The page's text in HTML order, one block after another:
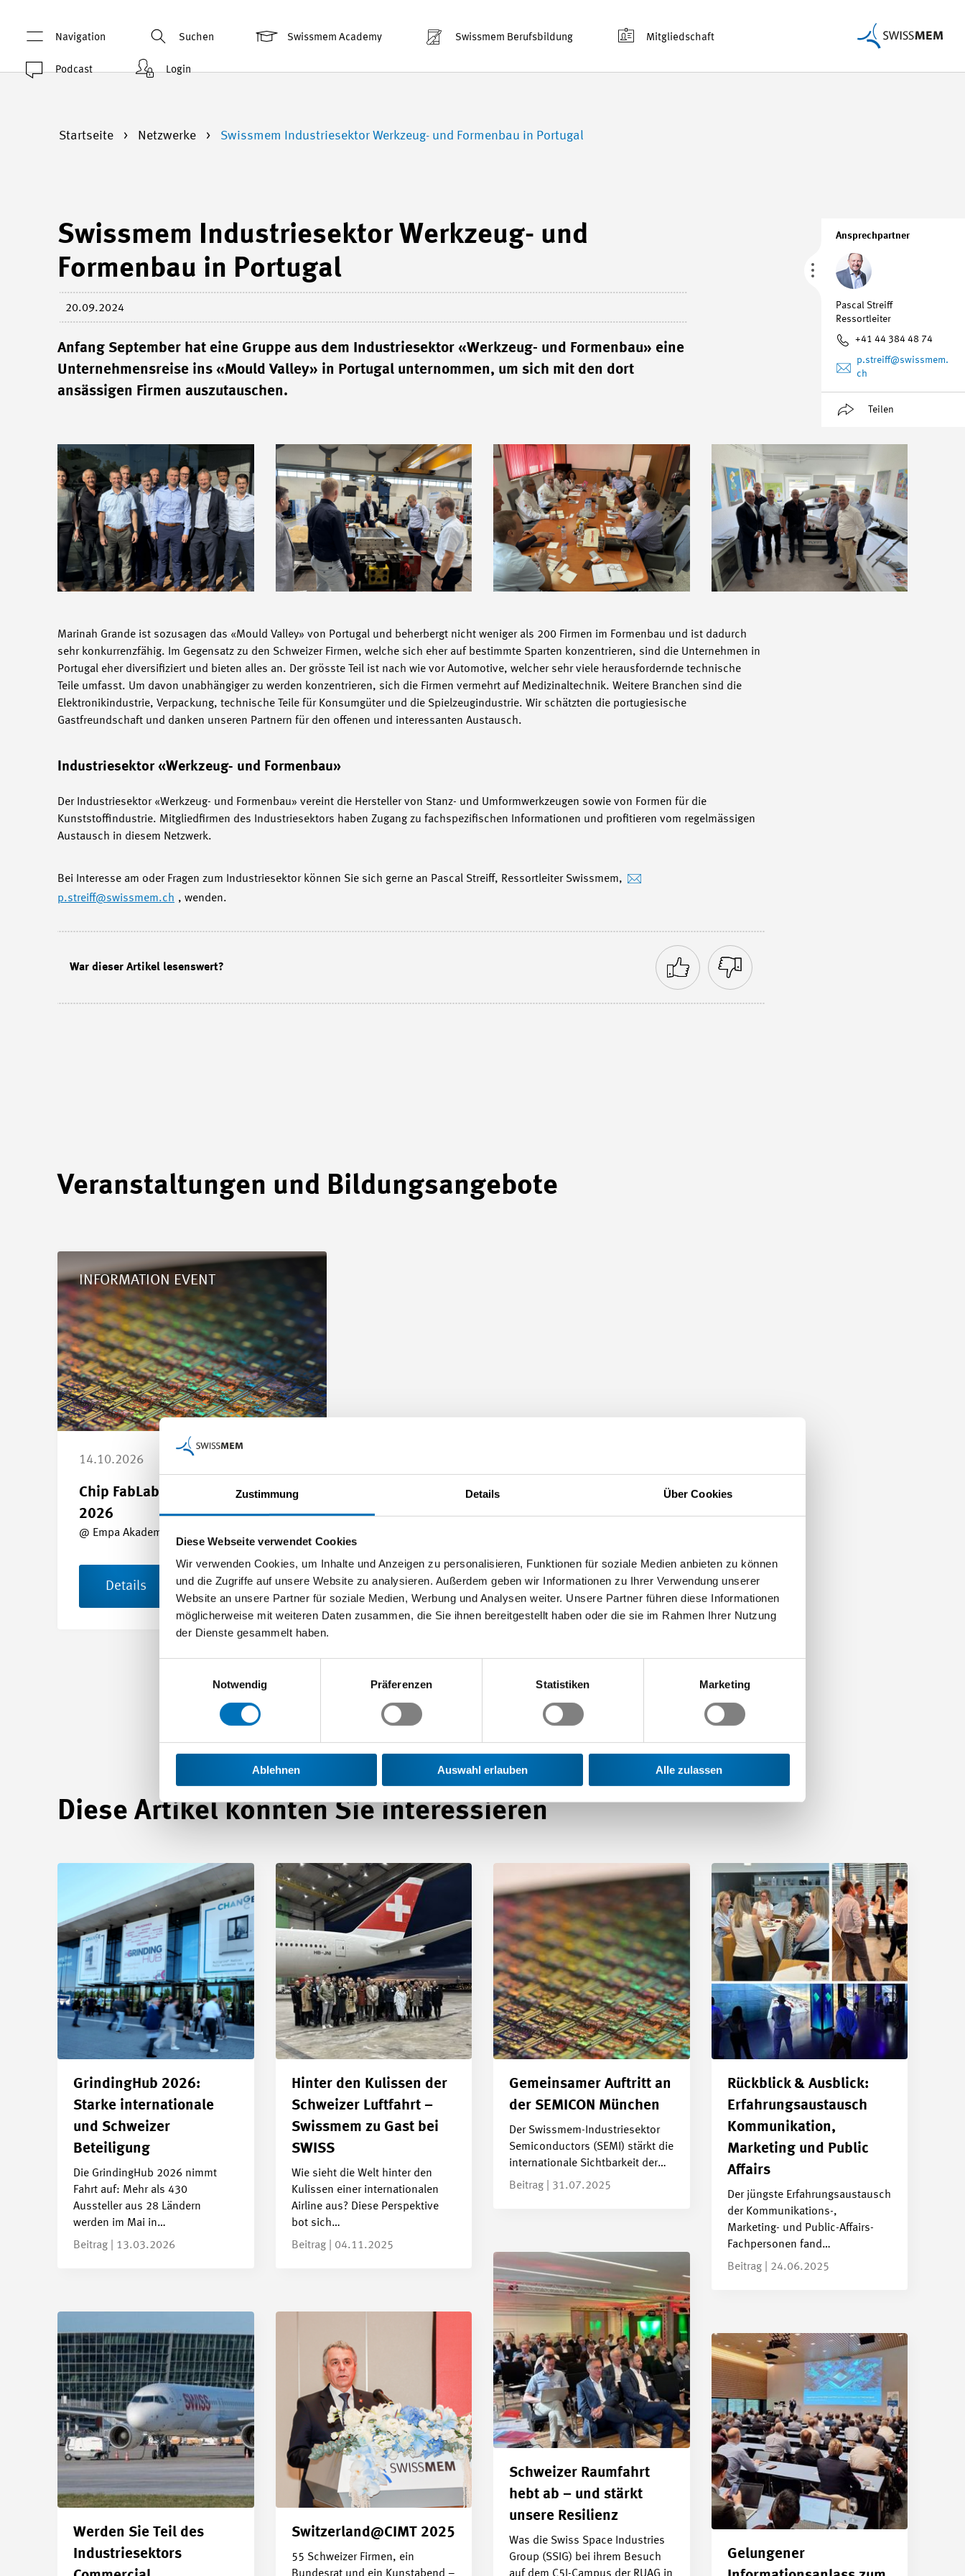
Zustimmung Details Über Cookies
Diese Webseite verwendet Cookies
Wir verwenden Cookies, um Inhalte und Anzeigen zu personalisieren, Funktionen für soziale Medien anbieten zu können
und die Zugriffe auf unsere Website zu analysieren. Außerdem geben wir Informationen zu Ihrer Verwendung unserer
Website an unsere Partner für soziale Medien, Werbung und Analysen weiter. Unsere Partner führen diese Informationen
möglicherweise mit weiteren Daten zusammen, die Sie ihnen bereitgestellt haben oder die sie im Rahmen Ihrer Nutzung
der Dienste gesammelt haben.
Notwendig
Präferenzen Statistiken Marketing
Ablehnen Auswahl erlauben Alle zulassen
Navigation Suchen Swissmem Academy Swissmem Berufsbildung Mitgliedschaft
Podcast Login
Startseite Netzwerke Swissmem Industriesektor Werkzeug- und Formenbau in Portugal
Ansprechpartner
Pascal Streiff
Ressortleiter
+41 44 384 48 74
p.streiff@swissmem.
ch
Teilen
Swissmem Industriesektor Werkzeug- und
Formenbau in Portugal
20.09.2024
Anfang September hat eine Gruppe aus dem Industriesektor «Werkzeug- und Formenbau» eine
Unternehmensreise ins «Mould Valley» in Portugal unternommen, um sich mit den dort
ansässigen Firmen auszutauschen.
Marinah Grande ist sozusagen das «Mould Valley» von Portugal und beherbergt nicht weniger als 200 Firmen im Formenbau und ist dadurch
sehr konkurrenzfähig. Im Gegensatz zu den Schweizer Firmen, welche sich eher auf bestimmte Sparten konzentrieren, sind die Unternehmen in
Portugal eher diversifiziert und bieten alles an. Der grösste Teil ist nach wie vor Automotive, welcher sehr viele herausfordernde technische
Teile umfasst. Um davon unabhängiger zu werden konzentrieren, sich die Firmen vermehrt auf Medizinaltechnik. Weitere Branchen sind die
Elektronikindustrie, Verpackung, technische Teile für Konsumgüter und die Spielzeugindustrie. Wir schätzten die portugiesische
Gastfreundschaft und danken unseren Partnern für den offenen und interessanten Austausch.
Industriesektor «Werkzeug- und Formenbau»
Der Industriesektor «Werkzeug- und Formenbau» vereint die Hersteller von Stanz- und Umformwerkzeugen sowie von Formen für die
Kunststoffindustrie. Mitgliedfirmen des Industriesektors haben Zugang zu fachspezifischen Informationen und profitieren vom regelmässigen
Austausch in diesem Netzwerk.
Bei Interesse am oder Fragen zum Industriesektor können Sie sich gerne an Pascal Streiff, Ressortleiter Swissmem,
p.streiff@swissmem.ch , wenden.
War dieser Artikel lesenswert?
Veranstaltungen und Bildungsangebote
INFORMATION EVENT
14.10.2026
Chip FabLab Information Event
2026
@ Empa Akademie in Dübendorf
Details
Details Chip FabLab Information Event 2026
Diese Artikel könnten Sie interessieren
GrindingHub 2026:
Starke internationale
und Schweizer
Beteiligung
Die GrindingHub 2026 nimmt
Fahrt auf: Mehr als 430
Aussteller aus 28 Ländern
werden im Mai in…
Beitrag | 13.03.2026
Hinter den Kulissen der
Schweizer Luftfahrt –
Swissmem zu Gast bei
SWISS
Wie sieht die Welt hinter den
Kulissen einer internationalen
Airline aus? Diese Perspektive
bot sich…
Beitrag | 04.11.2025
Gemeinsamer Auftritt an
der SEMICON München
Der Swissmem-Industriesektor
Semiconductors (SEMI) stärkt die
internationale Sichtbarkeit der…
Beitrag | 31.07.2025
Rückblick & Ausblick:
Erfahrungsaustausch
Kommunikation,
Marketing und Public
Affairs
Der jüngste Erfahrungsaustausch
der Kommunikations-,
Marketing- und Public-Affairs-
Fachpersonen fand…
Beitrag | 24.06.2025
Schweizer Raumfahrt
hebt ab – und stärkt
unsere Resilienz
Was die Swiss Space Industries
Group (SSIG) bei ihrem Besuch
auf dem C5I-Campus der RUAG in
Werden Sie Teil des
Industriesektors
Switzerland@CIMT 2025
55 Schweizer Firmen, ein
Bundesrat und ein Kunstabend –
Gelungener